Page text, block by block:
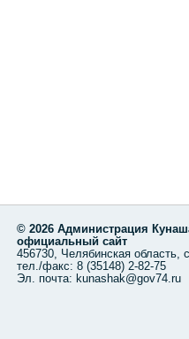
© 2026 Администрация
официальный сайт
456730, Челябинская область,
тел./факс: 8 (35148) 2-82-75
Эл. почта: kunashak@gov74.ru